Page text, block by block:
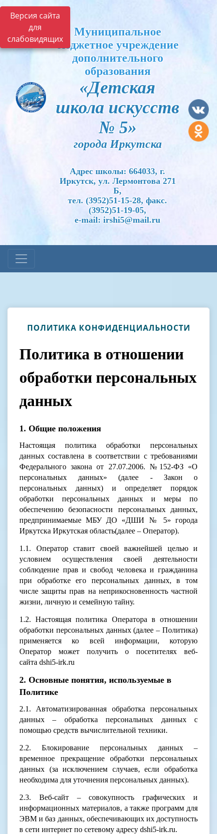
Версия сайта
для
слабовидящих
Муниципальное
бюджетное учреждение
дополнительного
образования
«Детская
школа искусств
№ 5»
города Иркутска
Адрес школы: 664033, г.
Иркутск, ул. Лермонтова 271
Б,
тел. (3952)51-15-28, факс.
(3952)51-19-05,
e-mail: irshi5@mail.ru
ПОЛИТИКА КОНФИДЕНЦИАЛЬНОСТИ
Политика в отношении
обработки персональных
данных
1. Общие положения
Настоящая политика обработки персональных
данных составлена в соответствии с требованиями
Федерального закона от 27.07.2006. №152-ФЗ «О
персональных данных» (далее - Закон о
персональных данных) и определяет порядок
обработки персональных данных и меры по
обеспечению безопасности персональных данных,
предпринимаемые МБУ ДО «ДШИ № 5» города
Иркутска Иркутская область(далее – Оператор).
1.1. Оператор ставит своей важнейшей целью и
условием осуществления своей деятельности
соблюдение прав и свобод человека и гражданина
при обработке его персональных данных, в том
числе защиты прав на неприкосновенность частной
жизни, личную и семейную тайну.
1.2. Настоящая политика Оператора в отношении
обработки персональных данных (далее – Политика)
применяется ко всей информации, которую
Оператор может получить о посетителях веб-
сайта dshi5-irk.ru
2. Основные понятия, используемые в
Политике
2.1. Автоматизированная обработка персональных
данных – обработка персональных данных с
помощью средств вычислительной техники.
2.2. Блокирование персональных данных –
временное прекращение обработки персональных
данных (за исключением случаев, если обработка
необходима для уточнения персональных данных).
2.3. Веб-сайт – совокупность графических и
информационных материалов, а также программ для
ЭВМ и баз данных, обеспечивающих их доступность
в сети интернет по сетевому адресу dshi5-irk.ru.